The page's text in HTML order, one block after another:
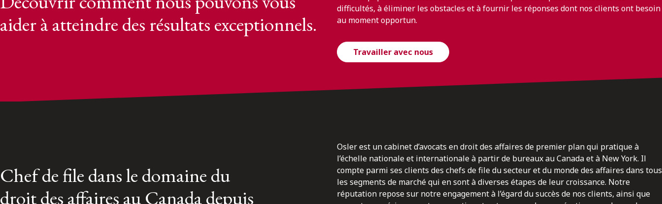
aider à atteindre des résultats exceptionnels.
difficultés, à éliminer les obstacles et à fournir les réponses dont nos clients ont besoin
au moment opportun.
Travailler avec nous
Chef de file dans le domaine du
droit des affaires au Canada depuis
Osler est un cabinet d’avocats en droit des affaires de premier plan qui pratique à
l’échelle nationale et internationale à partir de bureaux au Canada et à New York. Il
compte parmi ses clients des chefs de file du secteur et du monde des affaires dans tous
les segments de marché qui en sont à diverses étapes de leur croissance. Notre
réputation repose sur notre engagement à l’égard du succès de nos clients, ainsi que